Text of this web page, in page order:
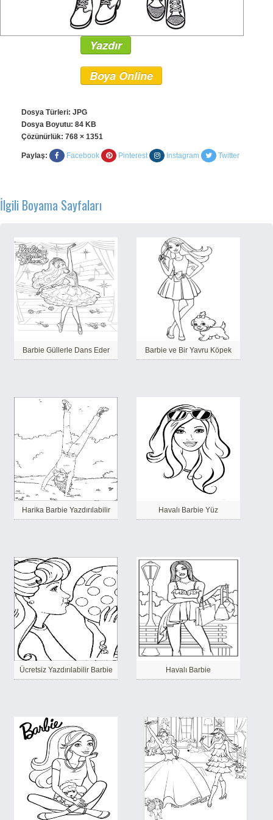
Yazdır
Boya Online
Dosya Türleri: JPG
Dosya Boyutu: 84 KB
Çözünürlük: 768 × 1351
Paylaş: Facebook Pinterest Instagram Twitter
İlgili Boyama Sayfaları
Barbie Güllerle Dans Eder Barbie ve Bir Yavru Köpek
Harika Barbie Yazdırılabilir Havalı Barbie Yüz
Ücretsiz Yazdırılabilir Barbie Havalı Barbie